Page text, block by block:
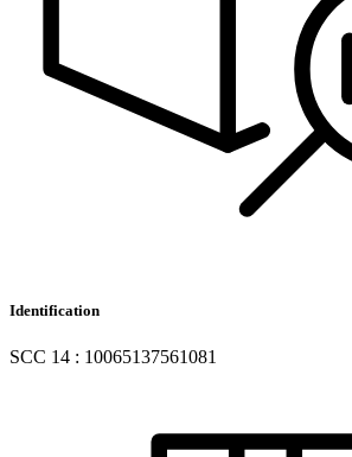
Identification
SCC 14 : 10065137561081